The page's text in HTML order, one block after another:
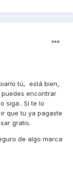
tú, está bien,
encontrar
siga.. Si te lo
que tu ya pagaste
gratis.
de algo marca